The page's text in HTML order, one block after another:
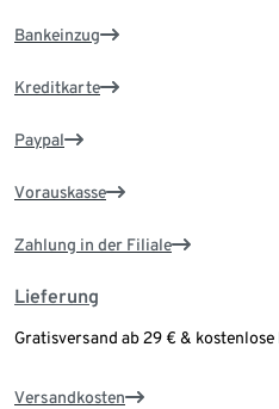
Bankeinzug
Kreditkarte
Paypal
Vorauskasse
Zahlung in der Filiale
Lieferung
Gratisversand ab 29 € & kostenlose
Versandkosten